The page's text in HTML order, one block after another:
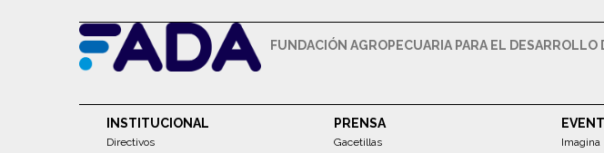
FUNDACIÓN AGROPECUARIA PARA EL DESARROLLO
INSTITUCIONAL
Directivos
PRENSA
Gacetillas
Imagina